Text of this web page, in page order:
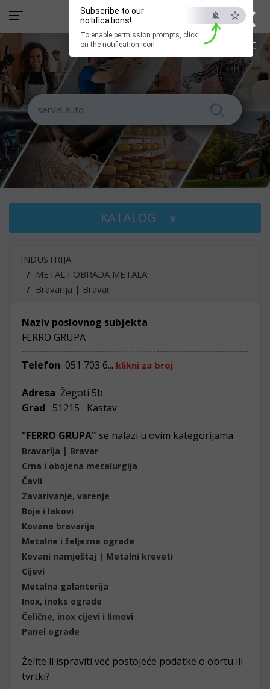
×
ESC
Subscribe to our
notifications!
To enable permission prompts, click
on the notification icon
KATALOG
INDUSTRIJA
METAL I OBRADA METALA
Bravarija | Bravar
Naziv poslovnog subjekta
FERRO GRUPA
Telefon 051 703 6... klikni za broj
Adresa Žegoti 5b
Grad
51215 Kastav
"FERRO GRUPA" se nalazi u ovim kategorijama
Bravarija | Bravar
Crna i obojena metalurgija
Čavli
Zavarivanje, varenje
Boje i lakovi
Kovana bravarija
Metalne i željezne ograde
Kovani namještaj | Metalni kreveti
Cijevi
Metalna galanterija
Inox, inoks ograde
Čelične, inox cijevi i limovi
Panel ograde
Želite li ispraviti već postojeće podatke o obrtu ili
tvrtki?